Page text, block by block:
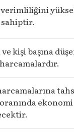
verimliliğini
kişi başına
ekonomi